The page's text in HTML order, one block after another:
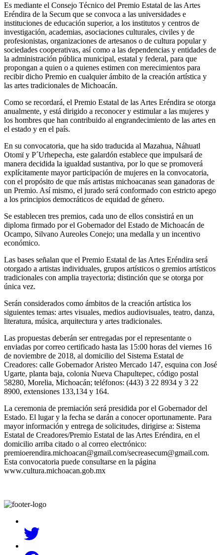
Es mediante el Consejo Técnico del Premio Estatal de las Artes
Eréndira de la Secum que se convoca a las universidades e
instituciones de educación superior, a los institutos y centros de
investigación, academias, asociaciones culturales, civiles y de
profesionistas, organizaciones de artesanos o de cultura popular y
sociedades cooperativas, así como a las dependencias y entidades de
la administración pública municipal, estatal y federal, para que
propongan a quien o a quienes estimen con merecimientos para
recibir dicho Premio en cualquier ámbito de la creación artística y
las artes tradicionales de Michoacán.
Como se recordará, el Premio Estatal de las Artes Eréndira se otorga
anualmente, y está dirigido a reconocer y estimular a las mujeres y
los hombres que han contribuido al engrandecimiento de las artes en
el estado y en el país.
En su convocatoria, que ha sido traducida al Mazahua, Náhuatl
Otomï y P´Urhepecha, este galardón establece que impulsará de
manera decidida la igualdad sustantiva, por lo que se promoverá
explícitamente mayor participación de mujeres en la convocatoria,
con el propósito de que más artistas michoacanas sean ganadoras de
un Premio. Así mismo, el jurado será conformado con estricto apego
a los principios democráticos de equidad de género.
Se establecen tres premios, cada uno de ellos consistirá en un
diploma firmado por el Gobernador del Estado de Michoacán de
Ocampo, Silvano Aureoles Conejo; una medalla y un incentivo
económico.
Las bases señalan que el Premio Estatal de las Artes Eréndira será
otorgado a artistas individuales, grupos artísticos o gremios artísticos
tradicionales con amplia trayectoria; distinción que se otorga por
única vez.
Serán considerados como ámbitos de la creación artística los
siguientes temas: artes visuales, medios audiovisuales, teatro, danza,
literatura, música, arquitectura y artes tradicionales.
Las propuestas deberán ser entregadas por el representante o
enviadas por correo certificado hasta las 15:00 horas del viernes 16
de noviembre de 2018, al domicilio del Sistema Estatal de
Creadores: calle Gobernador Aristeo Mercado 147, esquina con José
Ugarte, planta baja, colonia Nueva Chapultepec, código postal
58280, Morelia, Michoacán; teléfonos: (443) 3 22 8934 y 3 22
8900, extensiones 133,134 y 164.
La ceremonia de premiación será presidida por el Gobernador del
Estado. El lugar y la fecha se darán a conocer oportunamente. Para
mayor información y entrega de solicitudes, dirigirse a: Sistema
Estatal de Creadores/Premio Estatal de las Artes Eréndira, en el
domicilio arriba citado o al correo electrónico:
premioerendira.michoacan@gmail.com/secreasecum@gmail.com.
Esta convocatoria puede consultarse en la página
www.cultura.michoacan.gob.mx